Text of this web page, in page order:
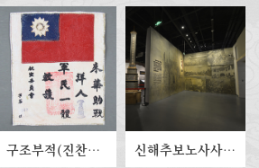
구조부적(진찬배선생 기증) 신해추보노사사기념비